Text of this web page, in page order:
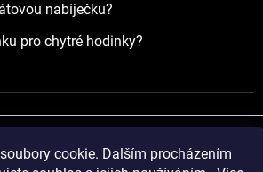
cookie. Dalším procházením
nabíječku?
pro chytré hodinky?
Vytvořil Shoptet